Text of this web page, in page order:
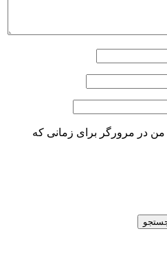
من در مرورگر برای زمانی که